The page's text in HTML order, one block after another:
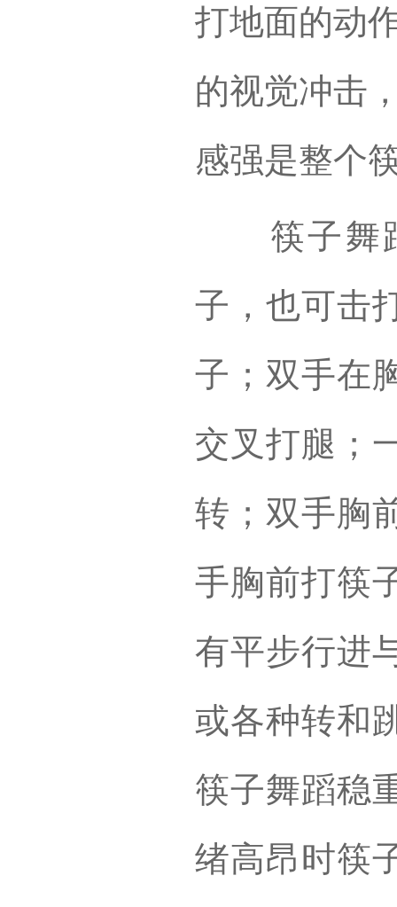
打地面的动
的视觉冲击
感强是整个
筷子舞蹈
子，也可击
子；双手在
交叉打腿；
转；双手胸
手胸前打筷
有平步行进
或各种转和
筷子舞蹈稳
绪高昂时筷